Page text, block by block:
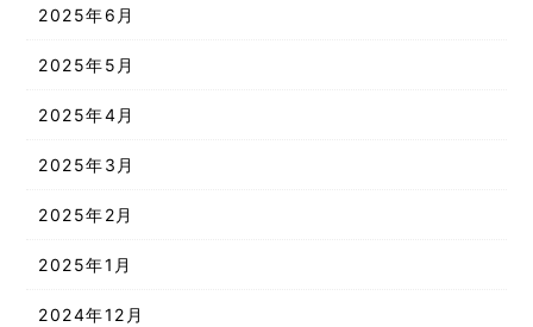
2025年6月
2025年5月
2025年4月
2025年3月
2025年2月
2025年1月
2024年12月